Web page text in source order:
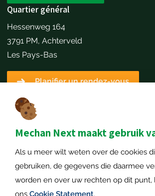
Mechan Next maakt gebruik
Als u meer wilt weten over de cookies
gebruiken, de gegevens die daarmee
worden en over uw rechten op dit punt,
ons Cookie Statement.
Quartier général
Hessenweg 164
3791 PM, Achterveld
Les Pays-Bas
Planifier un rendez-vous
Détails du contact
+31651173646
info@mechannext.nl
MechanNext B.V.
Numéro de chambre de commerce:
Numéro de TVA: NL859040057B01